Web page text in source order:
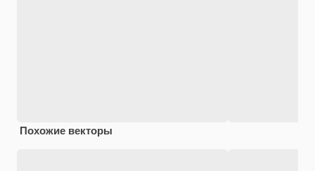
Похожие векторы